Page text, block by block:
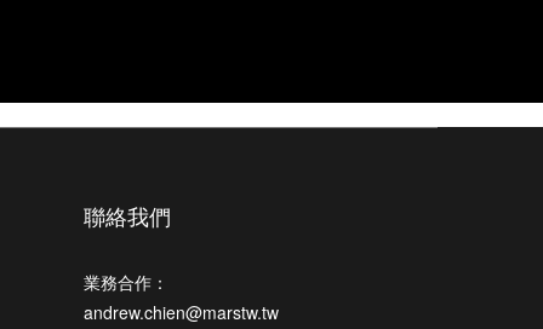
聯絡我們
業務合作：
andrew.chien@marstw.tw